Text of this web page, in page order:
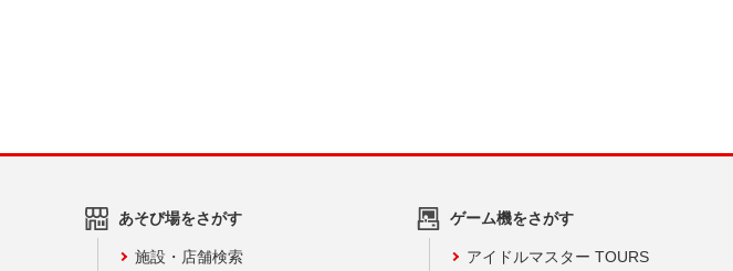
あそび場をさがす
施設・店舗検索
ゲーム機をさがす
アイドルマスター TOURS